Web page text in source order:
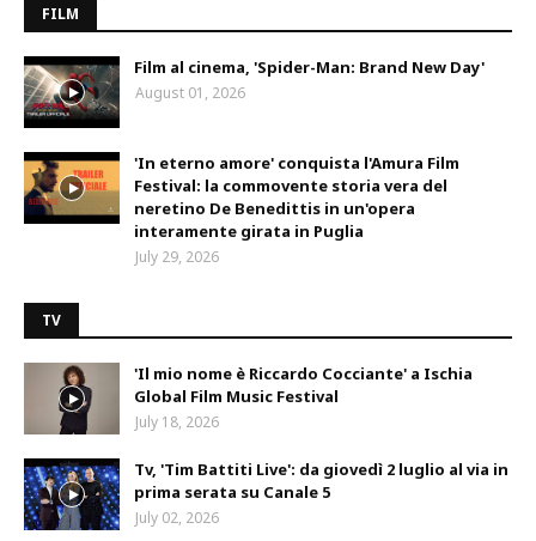
FILM
Film al cinema, 'Spider-Man: Brand New Day'
August 01, 2026
'In eterno amore' conquista l'Amura Film
Festival: la commovente storia vera del
neretino De Benedittis in un'opera
interamente girata in Puglia
July 29, 2026
TV
'Il mio nome è Riccardo Cocciante' a Ischia
Global Film Music Festival
July 18, 2026
Tv, 'Tim Battiti Live': da giovedì 2 luglio al via in
prima serata su Canale 5
July 02, 2026